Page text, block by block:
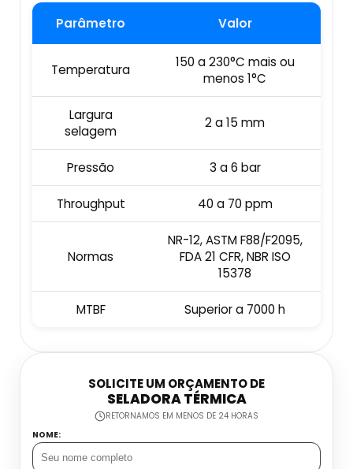
Seladora Contínua Com Datador
Maquina Contadora
Seladora Rotativa Contínua
Balança Linear
Seladoras Automáticas Com Data
Embaladora E Seladora
Dosadora Para Grãos
Máquina Seladora Automática
Manutenção De Datador De Caixa
Datador Automático De Embalagens
Datador Com Esteira
Datador De Embalagens Automático
Datador Hot Stamping
Datador Inkjet Com Esteira
Datador Inkjet Manual
Datador Jato De Tinta
Parâmetro Valor
Temperatura
150 a 230°C mais ou
menos 1°C
Largura
selagem
2 a 15 mm
Pressão 3 a 6 bar
Throughput 40 a 70 ppm
Normas
NR-12, ASTM F88/F2095,
FDA 21 CFR, NBR ISO
15378
MTBF Superior a 7000 h
SOLICITE UM ORÇAMENTO DE
SELADORA TÉRMICA
RETORNAMOS EM MENOS DE 24 HORAS
NOME: